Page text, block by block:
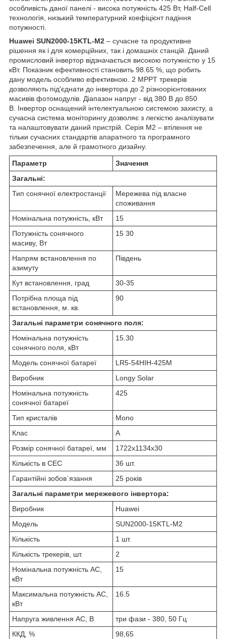
особливість даної панелі - висока потужність 425 Вт, Half-Cell
технологія, низький температурний коефіцієнт падіння
потужності.
Huawei SUN2000-15KTL-M2 – сучасне та продуктивне
рішення як і для комерційних, так і домашніх станцій. Даний
промисловий інвертор відзначається високою потужністю у 15
кВт. Показник ефективності становить 98.65 %, що робить
дану модель особливо ефективною. 2 MPPT трекерів
дозволяють під'єднати до інвертора до 2 різноорієнтованих
масивів фотомодулів. Діапазон напруг - від 380 В до 850
В. Інвертор оснащений інтелектуальною системою захисту, а
сучасна система моніторингу дозволяє з легкістю аналізувати
та налаштовувати даний пристрій. Серія M2 – втілення не
тільки сучасних стандартів апаратного та програмного
забезпечення, але й грамотного дизайну.
Параметр
Значення
Загальні:
Тип сонячної електростанції
Мережева під власне
споживання
Номінальна потужність, кВт
15
Потужність сонячного
масиву, Вт
15 30
Напрям встановлення по
азимуту
Південь
Кут встановлення, град
30-35
Потрібна площа під
встановлення, м. кв.
90
Загальні параметри сонячного поля:
Номінальна потужність
сонячного поля, кВт
15.30
Модель сонячної батареї
LR5-54HIH-425M
Виробник
Longy Solar
Номінальна потужність
сонячної батареї
425
Тип кристалів
Mono
Клас
A
Розмір сонячної батареї, мм
1722x1134x30
Кількість в СЕС
36 шт.
Гарантійні зобов`язання
25 років
Загальні параметри мережевого інвертора:
Виробник
Huawei
Модель
SUN2000-15KTL-M2
Кількість
1 шт.
Кількість трекерів, шт.
2
Номінальна потужність АС,
кВт
15
Максимальна потужність АС,
кВт
16.5
Напруга живлення АС, В
три фази - 380, 50 Гц
ККД, %
98,65